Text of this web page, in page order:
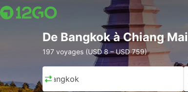
De Bangkok à Chiang Mai
197 voyages (USD 8 – USD 759)
Bangkok